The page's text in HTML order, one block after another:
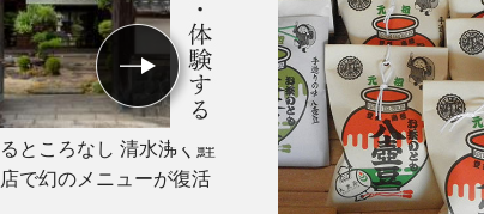
ところなし 清水沸く鯉
で幻のメニューが復活